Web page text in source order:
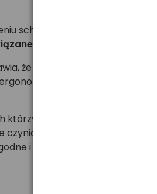
schorzeń układu
z układem oddechowym
że nawet osoby korzystające
kształtowi,
którzy pragną skutecznie dbać o
go doskonałym wyborem
i skuteczne leczenie z